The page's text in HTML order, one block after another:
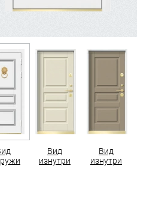
Вид
изнутри
Вид
изнутри